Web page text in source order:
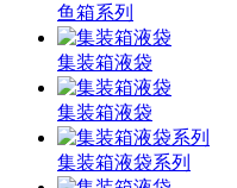
鱼箱系列
集装箱液袋
集装箱液袋
集装箱液袋系列